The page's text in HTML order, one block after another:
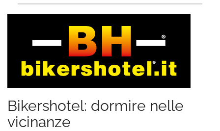
Bikershotel: dormire nelle
vicinanze